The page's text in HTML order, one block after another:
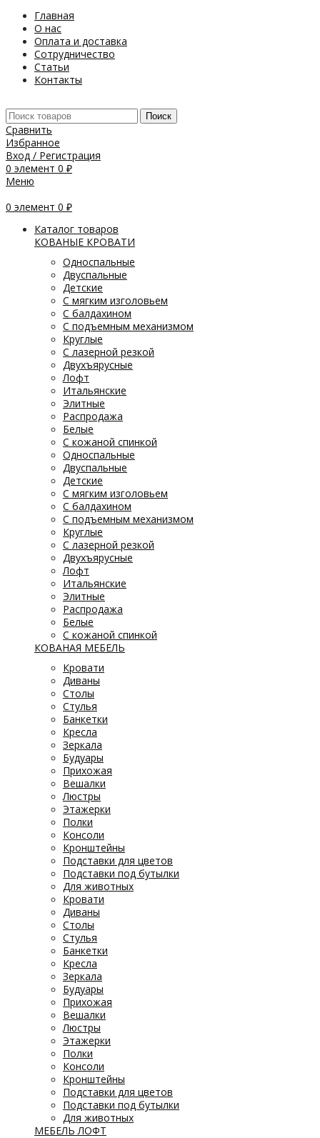
Главная
О нас
Оплата и доставка
Сотрудничество
Статьи
Контакты
Поиск
Сравнить
Избранное
Вход / Регистрация
0 элемент 0 ₽
Меню
0 элемент 0 ₽
Каталог товаров
КОВАНЫЕ КРОВАТИ
Односпальные
Двуспальные
Детские
С мягким изголовьем
С балдахином
С подъемным механизмом
Круглые
С лазерной резкой
Двухъярусные
Лофт
Итальянские
Элитные
Распродажа
Белые
С кожаной спинкой
Односпальные
Двуспальные
Детские
С мягким изголовьем
С балдахином
С подъемным механизмом
Круглые
С лазерной резкой
Двухъярусные
Лофт
Итальянские
Элитные
Распродажа
Белые
С кожаной спинкой
КОВАНАЯ МЕБЕЛЬ
Кровати
Диваны
Столы
Стулья
Банкетки
Кресла
Зеркала
Будуары
Прихожая
Вешалки
Люстры
Этажерки
Полки
Консоли
Кронштейны
Подставки для цветов
Подставки под бутылки
Для животных
Кровати
Диваны
Столы
Стулья
Банкетки
Кресла
Зеркала
Будуары
Прихожая
Вешалки
Люстры
Этажерки
Полки
Консоли
Кронштейны
Подставки для цветов
Подставки под бутылки
Для животных
МЕБЕЛЬ ЛОФТ